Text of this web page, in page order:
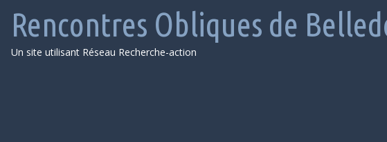
Rencontres Obliques de
Un site utilisant Réseau Recherche-action